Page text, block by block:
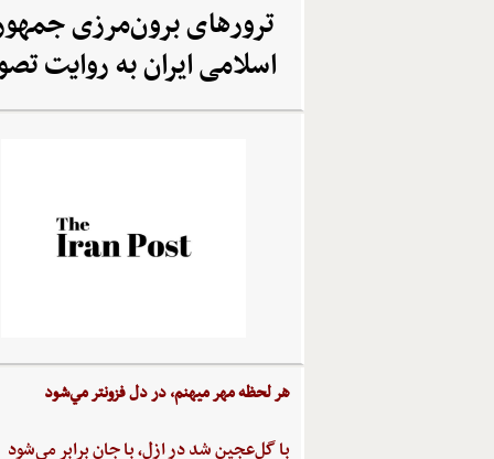
ترورهای برون‌مرزی
اسلامی ایران به روایت
هر لحظه‌ مهر ميهنم،‌ در دل‌ فزونتر مي‌شود
با گل‌عجين‌ شد در ازل،‌ با جان‌ برابر مي‌شود